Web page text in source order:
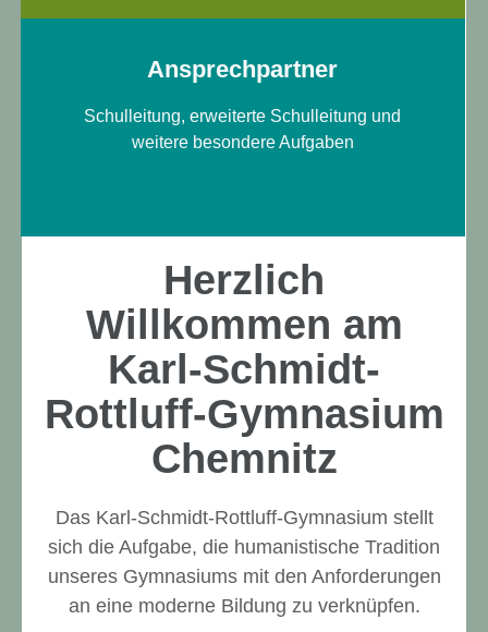
Ansprechpartner
Schulleitung, erweiterte Schulleitung und
weitere besondere Aufgaben
Herzlich
Willkommen am
Karl-Schmidt-
Rottluff-Gymnasium
Chemnitz
Das Karl-Schmidt-Rottluff-Gymnasium stellt
sich die Aufgabe, die humanistische Tradition
unseres Gymnasiums mit den Anforderungen
an eine moderne Bildung zu verknüpfen.